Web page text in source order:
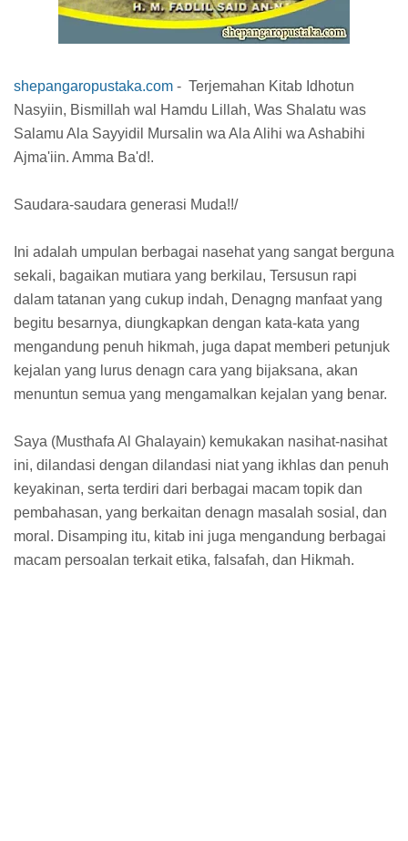
shepangaropustaka.com - Terjemahan Kitab Idhotun
Nasyiin, Bismillah wal Hamdu Lillah, Was Shalatu was
Salamu Ala Sayyidil Mursalin wa Ala Alihi wa Ashabihi
Ajma'iin. Amma Ba'd!.
Saudara-saudara generasi Muda!!/
Ini adalah umpulan berbagai nasehat yang sangat berguna
sekali, bagaikan mutiara yang berkilau, Tersusun rapi
dalam tatanan yang cukup indah, Denagng manfaat yang
begitu besarnya, diungkapkan dengan kata-kata yang
mengandung penuh hikmah, juga dapat memberi petunjuk
kejalan yang lurus denagn cara yang bijaksana, akan
menuntun semua yang mengamalkan kejalan yang benar.
Saya (Musthafa Al Ghalayain) kemukakan nasihat-nasihat
ini, dilandasi dengan dilandasi niat yang ikhlas dan penuh
keyakinan, serta terdiri dari berbagai macam topik dan
pembahasan, yang berkaitan denagn masalah sosial, dan
moral. Disamping itu, kitab ini juga mengandung berbagai
macam persoalan terkait etika, falsafah, dan Hikmah.